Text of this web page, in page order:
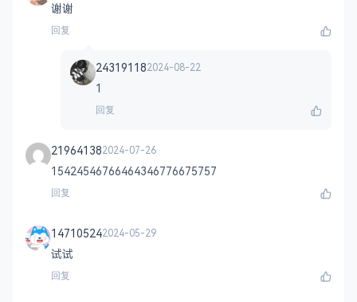
谢谢
回复
243191182024-08-22
1
回复
219641382024-07-26
15424546766464346776675757
回复
147105242024-05-29
试试
回复